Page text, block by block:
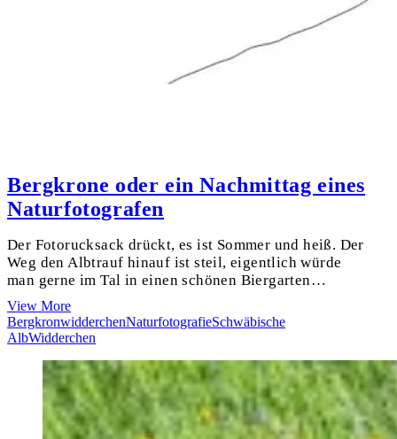
Bergkrone oder ein Nachmittag eines
Naturfotografen
Der Fotorucksack drückt, es ist Sommer und heiß. Der
Weg den Albtrauf hinauf ist steil, eigentlich würde
man gerne im Tal in einen schönen Biergarten…
View MoreBergkrone
oder
ein
eines
Naturfotografen
BergkronwidderchenNaturfotografieSchwäbische
AlbWidderchen